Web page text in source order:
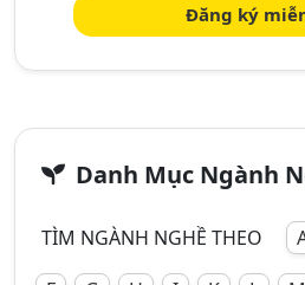
Đăng ký
Danh Mục Ngành
TÌM NGÀNH NGHỀ THEO